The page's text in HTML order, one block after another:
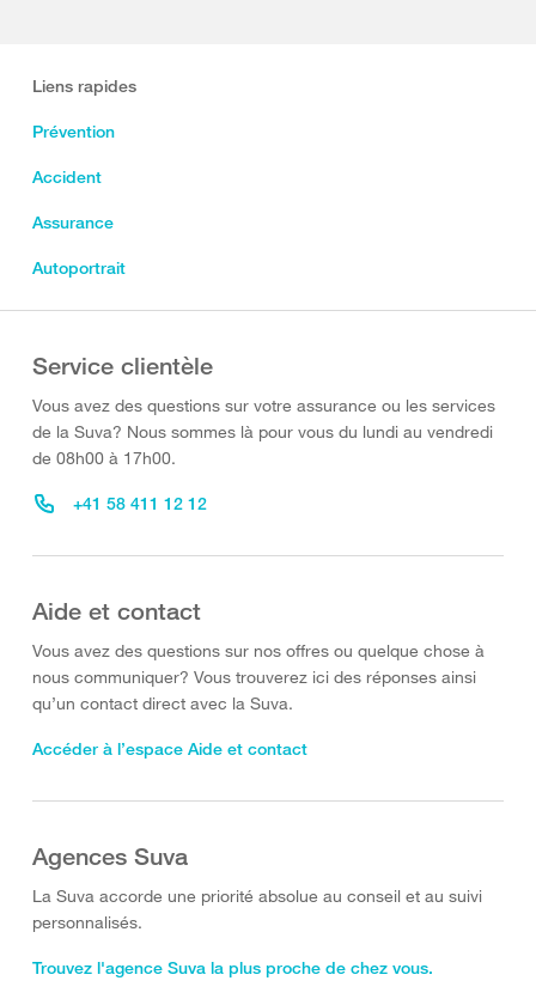
Liens rapides
Prévention
Accident
Assurance
Autoportrait
Service clientèle
Vous avez des questions sur votre assurance ou les services
de la Suva? Nous sommes là pour vous du lundi au vendredi
de 08h00 à 17h00.
+41 58 411 12 12
Aide et contact
Vous avez des questions sur nos offres ou quelque chose à
nous communiquer? Vous trouverez ici des réponses ainsi
qu’un contact direct avec la Suva.
Accéder à l’espace Aide et contact
Agences Suva
La Suva accorde une priorité absolue au conseil et au suivi
personnalisés.
Trouvez l'agence Suva la plus proche de chez vous.